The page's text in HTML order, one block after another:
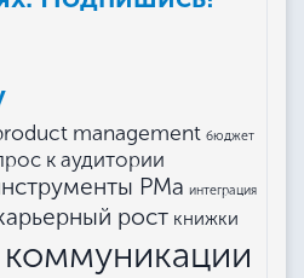
management бюджет
к аудитории
РМа интеграция
рост книжки
коммуникации